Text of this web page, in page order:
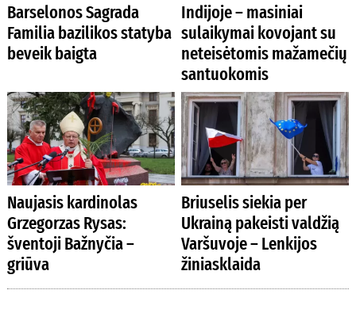
Barselonos Sagrada
Familia bazilikos statyba
beveik baigta
Indijoje – masiniai
sulaikymai kovojant su
neteisėtomis mažamečių
santuokomis
Naujasis kardinolas
Grzegorzas Rysas:
šventoji Bažnyčia –
griūva
Briuselis siekia per
Ukrainą pakeisti valdžią
Varšuvoje – Lenkijos
žiniasklaida